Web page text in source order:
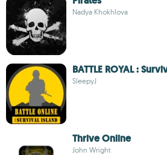
Nadya Khokhlova
BATTLE ROYAL :
SleepyJ
Thrive Online
John Wright